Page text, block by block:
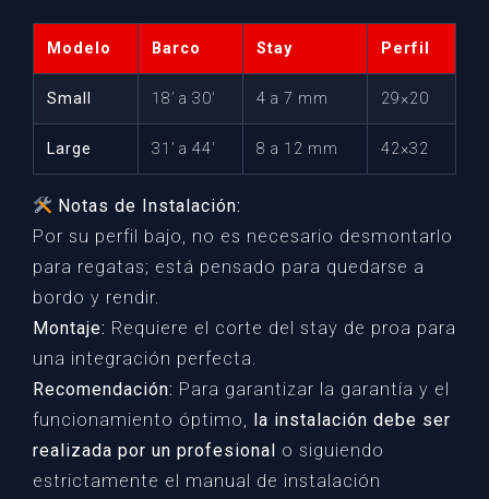
Modelo Barco Stay Perfil
Small 18’ a 30′ 4 a 7 mm 29×20
Large 31’ a 44′ 8 a 12 mm 42×32
Notas de Instalación:
Por su perfil bajo, no es necesario desmontarlo
para regatas; está pensado para quedarse a
bordo y rendir.
Montaje: Requiere el corte del stay de proa para
una integración perfecta.
Recomendación: Para garantizar la garantía y el
funcionamiento óptimo, la instalación debe ser
realizada por un profesional o siguiendo
estrictamente el manual de instalación